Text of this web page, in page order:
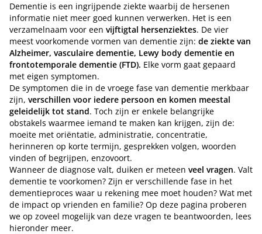
Dementie is een ingrijpende ziekte waarbij de hersenen
informatie niet meer goed kunnen verwerken. Het is een
verzamelnaam voor een vijftigtal hersenziektes. De vier
meest voorkomende vormen van dementie zijn: de ziekte van
Alzheimer, vasculaire dementie, Lewy body dementie en
frontotemporale dementie (FTD). Elke vorm gaat gepaard
met eigen symptomen.
De symptomen die in de vroege fase van dementie merkbaar
zijn, verschillen voor iedere persoon en komen meestal
geleidelijk tot stand. Toch zijn er enkele belangrijke
obstakels waarmee iemand te maken kan krijgen, zijn de:
moeite met oriëntatie, administratie, concentratie,
herinneren op korte termijn, gesprekken volgen, woorden
vinden of begrijpen, enzovoort.
Wanneer de diagnose valt, duiken er meteen veel vragen. Valt
dementie te voorkomen? Zijn er verschillende fase in het
dementieproces waar u rekening mee moet houden? Wat met
de impact op vrienden en familie? Op deze pagina proberen
we op zoveel mogelijk van deze vragen te beantwoorden, lees
hieronder meer.